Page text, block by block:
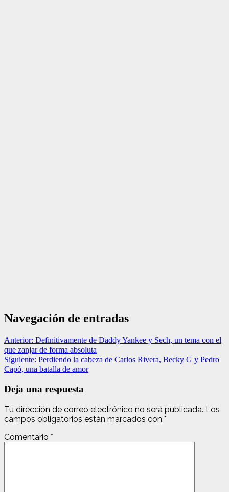
Navegación de entradas
Anterior: Definitivamente de Daddy Yankee y Sech, un tema con el
que zanjar de forma absoluta
Siguiente: Perdiendo la cabeza de Carlos Rivera, Becky G y Pedro
Capó, una batalla de amor
Deja una respuesta
Tu dirección de correo electrónico no será publicada. Los
campos obligatorios están marcados con *
Comentario *